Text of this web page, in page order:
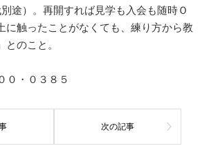
途）。再開すれば見学も入会も随時Ｏ
に触ったことがなくても、練り方から教
とのこと。
０・０３８５
次の記事